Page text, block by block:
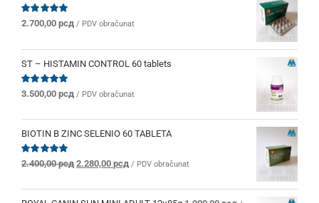
Ocenjeno
od 5
2.700,00 рсд / PDV obračunat
ST – HISTAMIN CONTROL 60 tablets
Ocenjeno
od 5
3.500,00 рсд / PDV obračunat
BIOTIN B ZINC SELENIO 60 TABLETA
Ocenjeno
od 5
2.400,00рсд Originalna
je
2.280,00 рсд Trenutna
je:
/ PDV obračunat